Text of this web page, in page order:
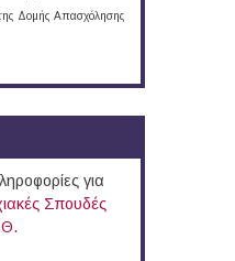
της Δομής Απασχόλησης
για
Σπουδές